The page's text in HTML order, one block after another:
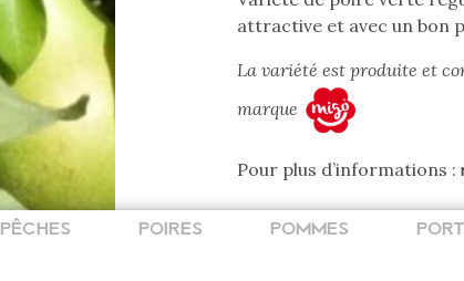
PÊCHES POIRES POMMES
attractive et avec un bon
La variété est produite et
marque
Pour plus d’informations :